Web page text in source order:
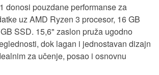
donosi pouzdane performanse za
uz AMD Ryzen 3 procesor, 16 GB
SSD. 15,6" zaslon pruža ugodno
dok lagan i jednostavan dizajn
za učenje, posao i osnovnu